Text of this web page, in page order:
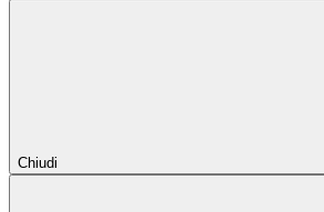
Chiudi